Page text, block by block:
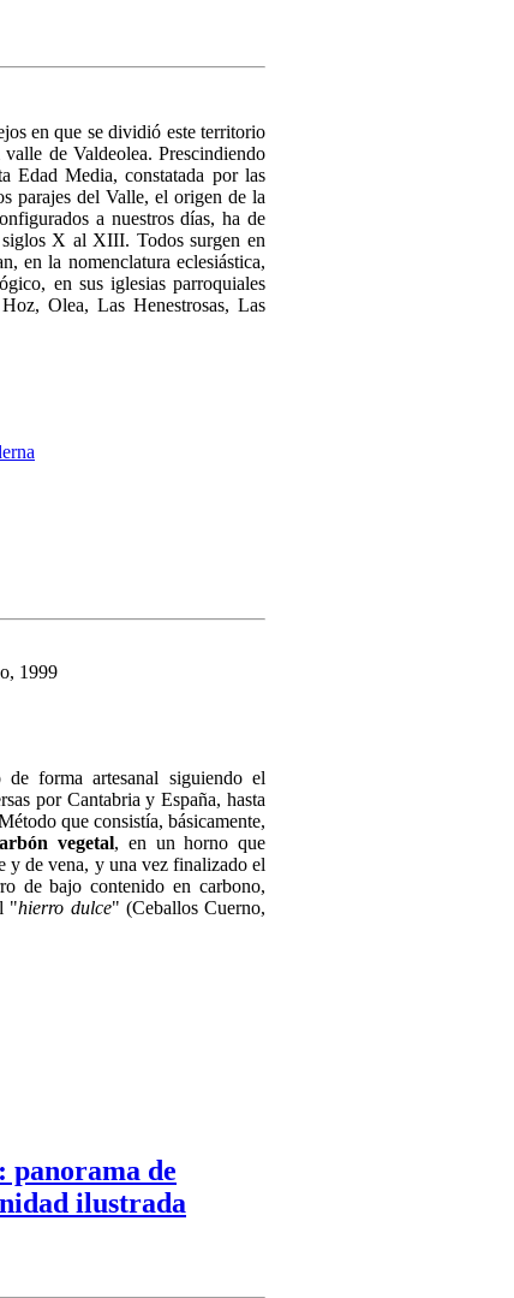
en que se dividió este territorio
de Valdeolea. Prescindiendo
Edad Media, constatada por las
parajes del Valle, el origen de la
a nuestros días, ha de
X al XIII. Todos surgen en
en la nomenclatura eclesiástica,
en sus iglesias parroquiales
Olea, Las Henestrosas, Las
1999
forma artesanal siguiendo el
por Cantabria y España, hasta
que consistía, básicamente,
vegetal, en un horno que
y de vena, y una vez finalizado el
de bajo contenido en carbono,
"hierro dulce" (Ceballos Cuerno,
panorama de
ilustrada